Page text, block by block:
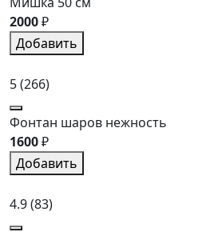
2000₽
Добавить
5(266)
Фонтан шаров нежность
1600₽
Добавить
4.9(83)